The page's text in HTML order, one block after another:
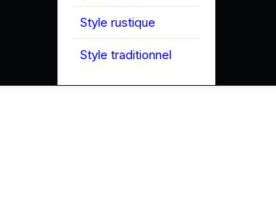
Style rustique
Style traditionnel